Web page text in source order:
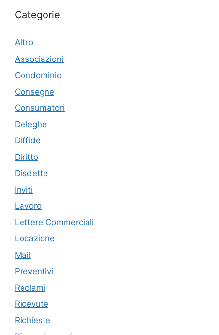
Categorie
Altro
Associazioni
Condominio
Consegne
Consumatori
Deleghe
Diffide
Diritto
Disdette
Inviti
Lavoro
Lettere Commerciali
Locazione
Mail
Preventivi
Reclami
Ricevute
Richieste